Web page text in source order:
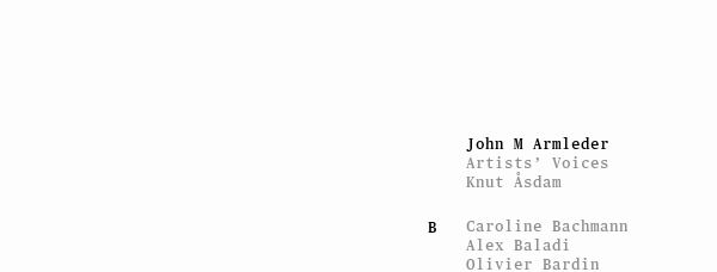
John M Armleder
Artists’ Voices
Knut Åsdam
B
Caroline Bachmann
Alex Baladi
Olivier Bardin